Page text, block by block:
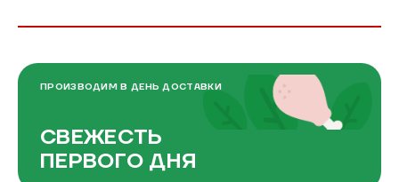
ПРОИЗВОДИМ В ДЕНЬ ДОСТАВКИ
СВЕЖЕСТЬ
ПЕРВОГО ДНЯ